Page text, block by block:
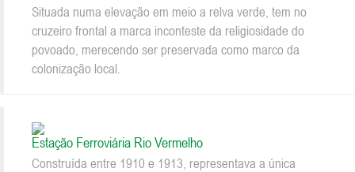
Situada numa elevação em meio a relva verde, tem no
cruzeiro frontal a marca inconteste da religiosidade do
povoado, merecendo ser preservada como marco da
colonização local.
Estação Ferroviária Rio Vermelho
Construída entre 1910 e 1913, representava a única